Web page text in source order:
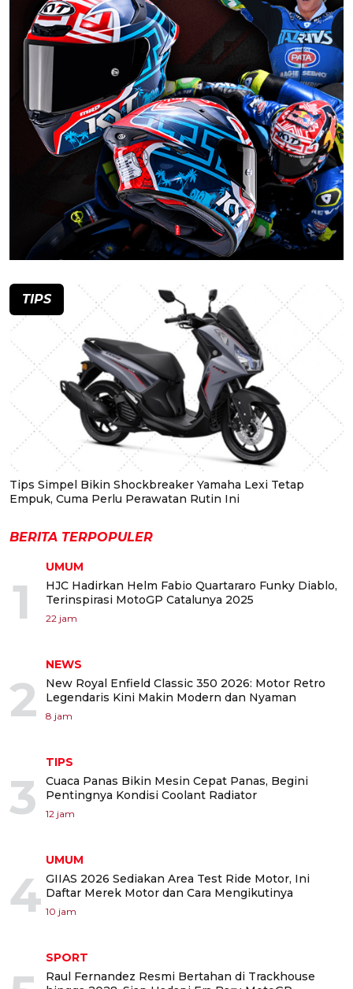
TIPS
Tips Simpel Bikin Shockbreaker Yamaha Lexi Tetap
Empuk, Cuma Perlu Perawatan Rutin Ini
BERITA TERPOPULER
1
UMUM
HJC Hadirkan Helm Fabio Quartararo Funky Diablo,
Terinspirasi MotoGP Catalunya 2025
22 jam
2
NEWS
New Royal Enfield Classic 350 2026: Motor Retro
Legendaris Kini Makin Modern dan Nyaman
8 jam
3
TIPS
Cuaca Panas Bikin Mesin Cepat Panas, Begini
Pentingnya Kondisi Coolant Radiator
12 jam
4
UMUM
GIIAS 2026 Sediakan Area Test Ride Motor, Ini
Daftar Merek Motor dan Cara Mengikutinya
10 jam
SPORT
Raul Fernandez Resmi Bertahan di Trackhouse